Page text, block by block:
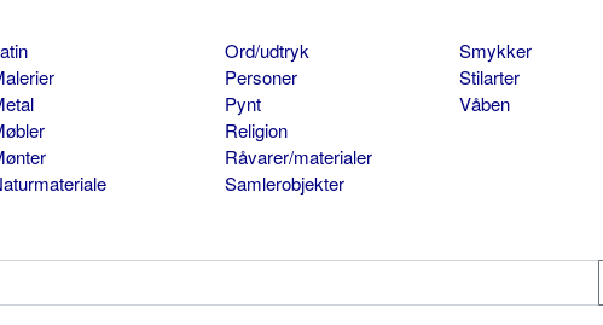
Ord/udtryk
Personer
Pynt
Religion
Råvarer/materialer
Samlerobjekter
Smykker
Stilarter
Våben